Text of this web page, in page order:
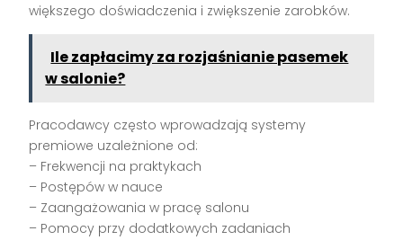
większego doświadczenia i zwiększenie zarobków.
Ile zapłacimy za rozjaśnianie pasemek
w salonie?
Pracodawcy często wprowadzają systemy
premiowe uzależnione od:
– Frekwencji na praktykach
– Postępów w nauce
– Zaangażowania w pracę salonu
– Pomocy przy dodatkowych zadaniach